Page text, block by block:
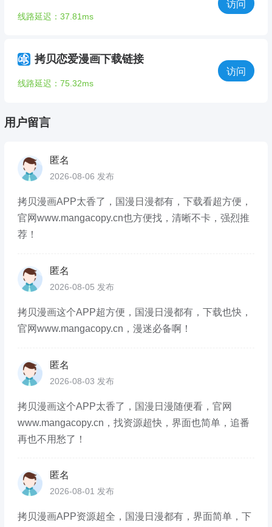
线路延迟：37.81ms
访问
拷贝恋爱漫画下载链接
线路延迟：75.32ms
访问
用户留言
匿名
2026-08-06 发布
拷贝漫画APP太香了，国漫日漫都有，下载看超方便，
官网www.mangacopy.cn也方便找，清晰不卡，强烈推
荐！
匿名
2026-08-05 发布
拷贝漫画这个APP超方便，国漫日漫都有，下载也快，
官网www.mangacopy.cn，漫迷必备啊！
匿名
2026-08-03 发布
拷贝漫画这个APP太香了，国漫日漫随便看，官网
www.mangacopy.cn，找资源超快，界面也简单，追番
再也不用愁了！
匿名
2026-08-01 发布
拷贝漫画APP资源超全，国漫日漫都有，界面简单，下